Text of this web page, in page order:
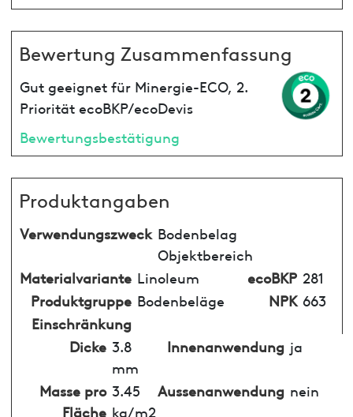
Bewertung Zusammenfassung
Gut geeignet für Minergie-ECO, 2.
Priorität ecoBKP/ecoDevis
Bewertungsbestätigung
Produktangaben
Verwendungszweck Bodenbelag
Objektbereich
Materialvariante Linoleum ecoBKP 281
Produktgruppe Bodenbeläge NPK 663
Einschränkung
Dicke 3.8
mm
Innenanwendung ja
Masse pro
Fläche
3.45
kg/m2
Aussenanwendung nein